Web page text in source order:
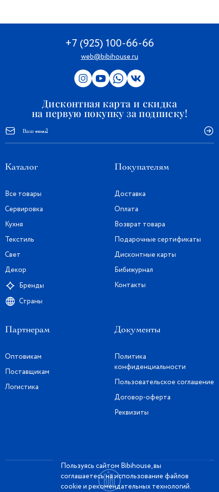
+7 (925) 100-66-66
web@bibihouse.ru
Дисконтная карта и скидка
на первую покупку за подписку!
Каталог
Все товары
Сервировка
Кухня
Текстиль
Свет
Декор
Бренды
Страны
Покупателям
Доставка
Оплата
Возврат товара
Подарочные сертификаты
Дисконтные карты
Бибижурнал
Контакты
Партнерам
Оптовикам
Поставщикам
Логистика
Документы
Политика
конфиденциальности
Пользовательское соглашение
Договор-оферта
Реквизиты
Пользуясь сайтом Bibihouse, вы
соглашаетесь на использование файлов
cookie и рекомендательных технологий.